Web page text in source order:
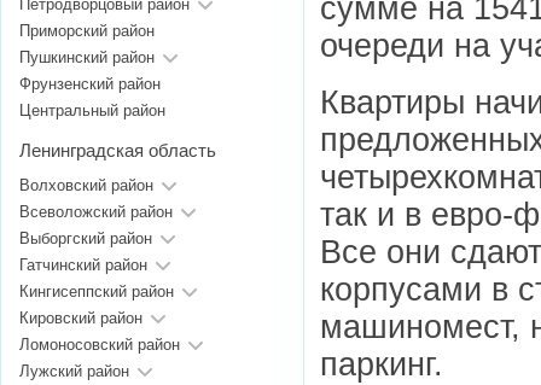
сумме на
очереди на
Квартиры
так и в евро-
Все они
корпусами в
машиномест,
паркинг.
Петродворцовый район
Приморский район
Пушкинский район
Фрунзенский район
Центральный район
Ленинградская область
Волховский район
Всеволожский район
Выборгский район
Гатчинский район
Кингисеппский район
Кировский район
Ломоносовский район
Лужский район